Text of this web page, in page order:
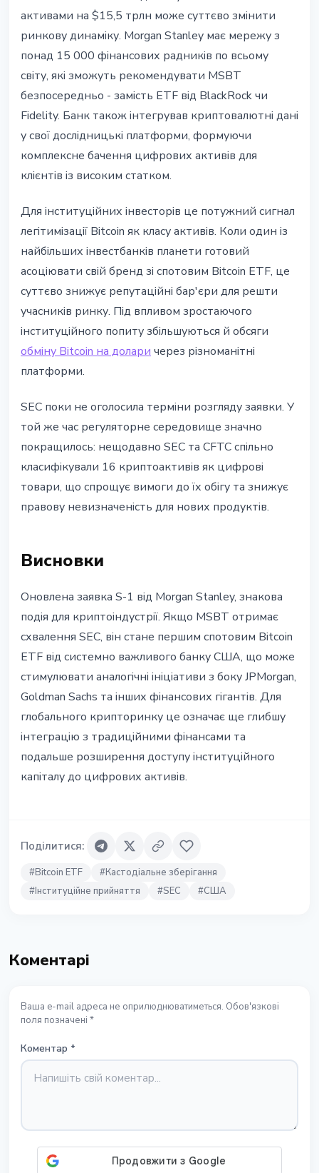
активами на $15,5 трлн може суттєво змінити
ринкову динаміку. Morgan Stanley має мережу з
понад 15 000 фінансових радників по всьому
світу, які зможуть рекомендувати MSBT
безпосередньо - замість ETF від BlackRock чи
Fidelity. Банк також інтегрував криптовалютні дані
у свої дослідницькі платформи, формуючи
комплексне бачення цифрових активів для
клієнтів із високим статком.
Для інституційних інвесторів це потужний сигнал
легітимізації Bitcoin як класу активів. Коли один із
найбільших інвестбанків планети готовий
асоціювати свій бренд зі спотовим Bitcoin ETF, це
суттєво знижує репутаційні бар'єри для решти
учасників ринку. Під впливом зростаючого
інституційного попиту збільшуються й обсяги
обміну Bitcoin на доларичерез різноманітні
платформи.
SEC поки не оголосила терміни розгляду заявки. У
той же час регуляторне середовище значно
покращилось: нещодавно SEC та CFTC спільно
класифікували 16 криптоактивів як цифрові
товари, що спрощує вимоги до їх обігу та знижує
правову невизначеність для нових продуктів.
Висновки
Оновлена заявка S-1 від Morgan Stanley, знакова
подія для криптоіндустрії. Якщо MSBT отримає
схвалення SEC, він стане першим спотовим Bitcoin
ETF від системно важливого банку США, що може
стимулювати аналогічні ініціативи з боку JPMorgan,
Goldman Sachs та інших фінансових гігантів. Для
глобального крипторинку це означає ще глибшу
інтеграцію з традиційними фінансами та
подальше розширення доступу інституційного
капіталу до цифрових активів.
Поділитися:
#Bitcoin ETF #Кастодіальне зберігання
#Інституційне прийняття #SEC #США
Коментарі
Ваша e-mail адреса не оприлюднюватиметься. Обов'язкові
поля позначені *
Коментар *